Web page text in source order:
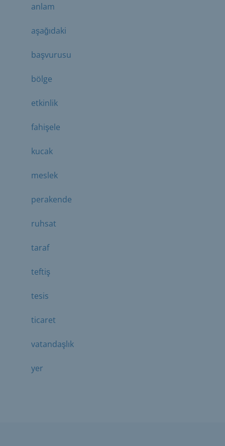
anlam
aşağıdaki
başvurusu
bölge
etkinlik
fahişele
kucak
meslek
perakende
ruhsat
taraf
teftiş
tesis
ticaret
vatandaşlık
yer